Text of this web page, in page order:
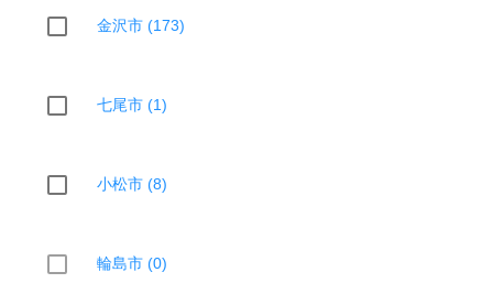
金沢市 (173)
七尾市 (1)
小松市 (8)
輪島市 (0)